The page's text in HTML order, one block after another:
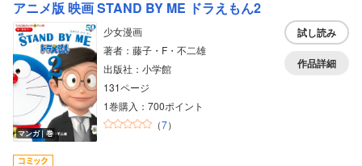
アニメ版 映画 STAND BY ME ドラえもん2
マンガ｜巻
少女漫画
著者：藤子・F・不二雄
出版社：小学館
131ページ
1巻購入：700ポイント
（7）
試し読み
作品詳細